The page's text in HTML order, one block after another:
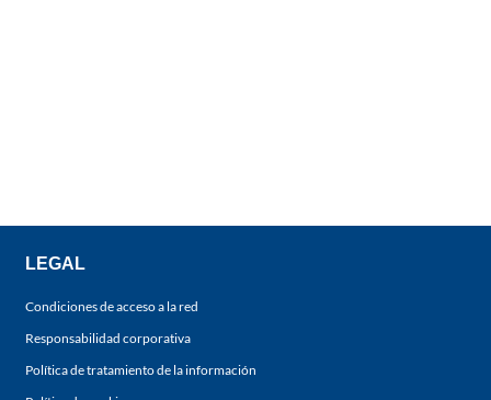
LEGAL
Condiciones de acceso a la red
Responsabilidad corporativa
Política de tratamiento de la información